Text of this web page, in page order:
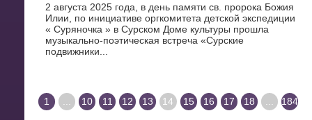
2 августа 2025 года, в день памяти св. пророка Божия
Илии, по инициативе оргкомитета детской экспедиции
« Суряночка » в Сурском Доме культуры прошла
музыкально-поэтическая встреча «Сурские
подвижники...
1 10 11 12 13 14 15 16 17 18 184